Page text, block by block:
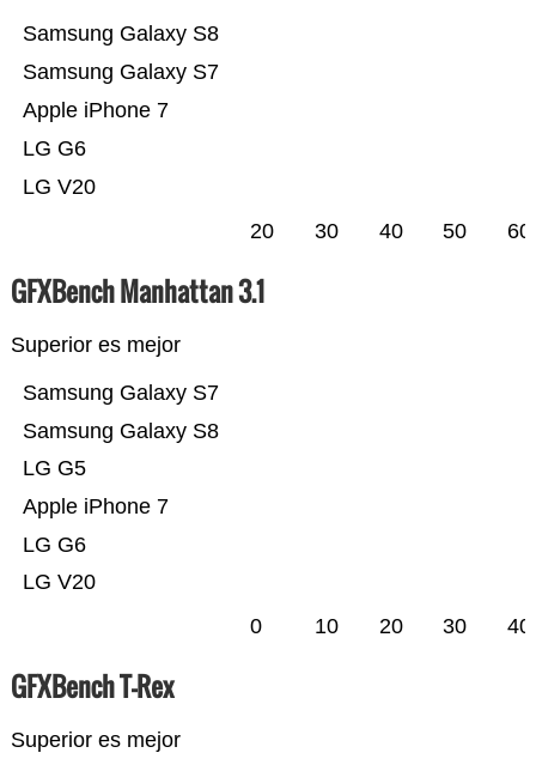
LG V20
LG G6
Apple iPhone 7
Samsung Galaxy S7
Samsung Galaxy S8
20 30 40 50 60
GFXBench Manhattan 3.1
Superior es mejor
LG V20
LG G6
Apple iPhone 7
LG G5
Samsung Galaxy S8
Samsung Galaxy S7
0 10 20 30 40
GFXBench T-Rex
Superior es mejor